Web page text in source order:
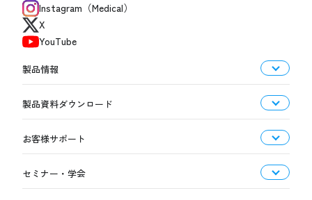
Instagram（Medical）
X
YouTube
製品情報
製品資料ダウンロード
お客様サポート
セミナー・学会